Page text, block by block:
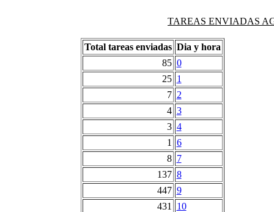
TAREAS ENVIADAS
Total tareas enviadas Dia y hora
85 0
25 1
7 2
4 3
3 4
1
6
8 7
137 8
447 9
431
10